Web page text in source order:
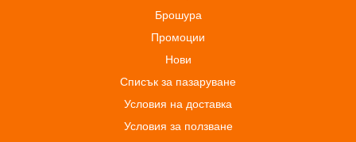
Брошура
Промоции
Нови
Списък за пазаруване
Условия на доставка
Условия за ползване